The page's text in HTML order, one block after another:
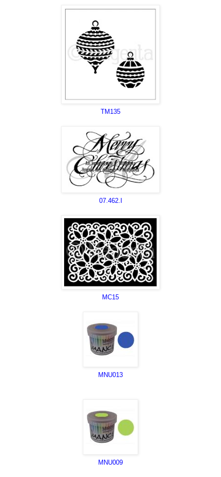
TM135
07.462.I
MC15
MNU013
MNU009